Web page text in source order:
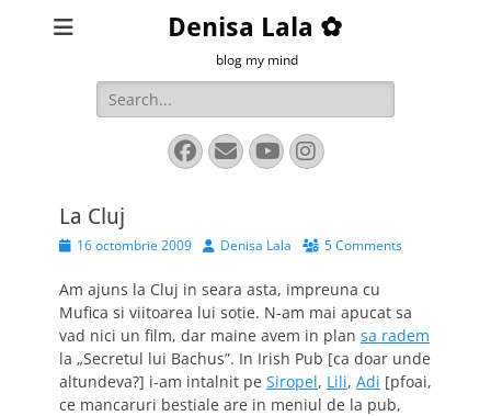
Denisa Lala ✿
blog my mind
Search
for:
Facebook
EmailYouTube
Instagram
La Cluj
Posted16 octombrie 2009 AuthorDenisa Lala 5 Comments
Am ajuns la Cluj in seara asta, impreuna cu
Mufica si viitoarea lui sotie. N-am mai apucat sa
vad nici un film, dar maine avem in plan sa radem
la „Secretul lui Bachus”. In Irish Pub [ca doar unde
altundeva?] i-am intalnit pe Siropel, Lili, Adi [pfoai,
ce mancaruri bestiale are in meniul de la pub,